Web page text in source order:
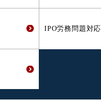
IPO労務問題対応